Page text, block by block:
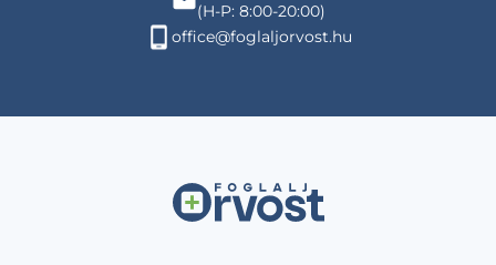
(H-P: 8:00-20:00)
office@foglaljorvost.hu